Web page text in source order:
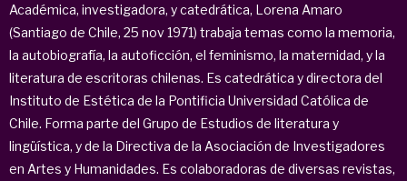
Académica, investigadora, y catedrática, Lorena Amaro
(Santiago de Chile, 25 nov 1971) trabaja temas como la memoria,
la autobiografía, la autoficción, el feminismo, la maternidad, y la
literatura de escritoras chilenas. Es catedrática y directora del
Instituto de Estética de la Pontificia Universidad Católica de
Chile. Forma parte del Grupo de Estudios de literatura y
lingüística, y de la Directiva de la Asociación de Investigadores
en Artes y Humanidades. Es colaboradoras de diversas revistas,